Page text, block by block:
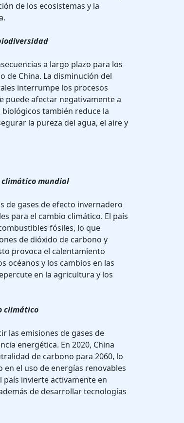
de los ecosistemas y la
a largo plazo para los
de China. La disminución del
interrumpe los procesos
puede afectar negativamente a
también reduce la
la pureza del agua, el aire y
climático mundial
de gases de efecto invernadero
para el cambio climático. El país
fósiles, lo que
de dióxido de carbono y
provoca el calentamiento
océanos y los cambios en las
en la agricultura y los
climático
las emisiones de gases de
energética. En 2020, China
de carbono para 2060, lo
el uso de energías renovables
invierte activamente en
de desarrollar tecnologías